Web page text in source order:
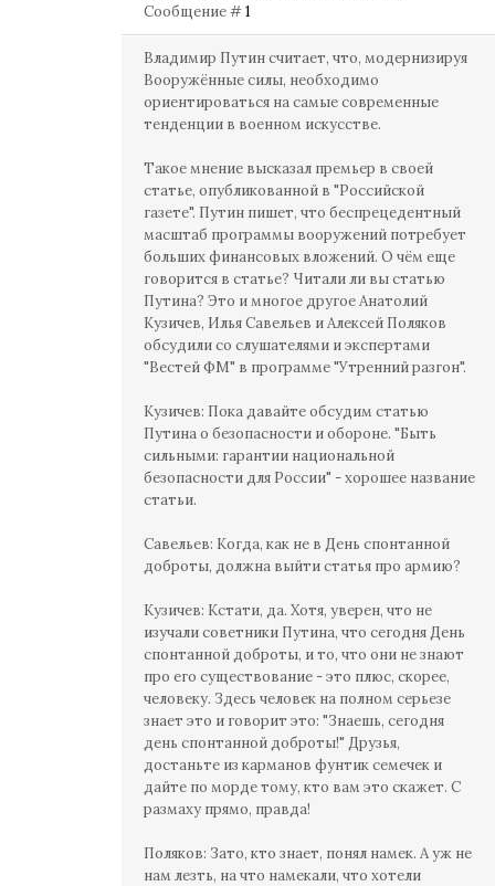
Сообщение #1
Владимир Путин считает, что, модернизируя
Вооружённые силы, необходимо
ориентироваться на самые современные
тенденции в военном искусстве.
Такое мнение высказал премьер в своей
статье, опубликованной в "Российской
газете". Путин пишет, что беспрецедентный
масштаб программы вооружений потребует
больших финансовых вложений. О чём еще
говорится в статье? Читали ли вы статью
Путина? Это и многое другое Анатолий
Кузичев, Илья Савельев и Алексей Поляков
обсудили со слушателями и экспертами
"Вестей ФМ" в программе "Утренний разгон".
Кузичев: Пока давайте обсудим статью
Путина о безопасности и обороне. "Быть
сильными: гарантии национальной
безопасности для России" - хорошее название
статьи.
Савельев: Когда, как не в День спонтанной
доброты, должна выйти статья про армию?
Кузичев: Кстати, да. Хотя, уверен, что не
изучали советники Путина, что сегодня День
спонтанной доброты, и то, что они не знают
про его существование - это плюс, скорее,
человеку. Здесь человек на полном серьезе
знает это и говорит это: "Знаешь, сегодня
день спонтанной доброты!" Друзья,
достаньте из карманов фунтик семечек и
дайте по морде тому, кто вам это скажет. С
размаху прямо, правда!
Поляков: Зато, кто знает, понял намек. А уж не
нам лезть, на что намекали, что хотели